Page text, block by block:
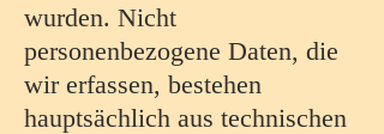
wurden. Nicht
personenbezogene Daten, die
wir erfassen, bestehen
hauptsächlich aus technischen